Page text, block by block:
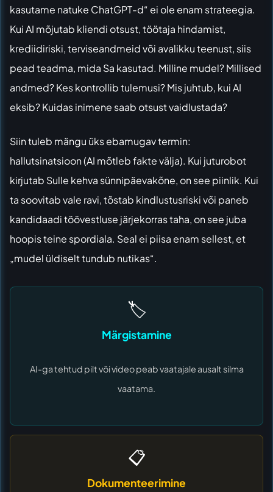
kasutame natuke ChatGPT-d“ ei ole enam strateegia.
Kui AI mõjutab kliendi otsust, töötaja hindamist,
krediidiriski, terviseandmeid või avalikku teenust, siis
pead teadma, mida Sa kasutad. Milline mudel? Millised
andmed? Kes kontrollib tulemusi? Mis juhtub, kui AI
eksib? Kuidas inimene saab otsust vaidlustada?
Siin tuleb mängu üks ebamugav termin:
hallutsinatsioon (AI mõtleb fakte välja). Kui juturobot
kirjutab Sulle kehva sünnipäevakõne, on see piinlik. Kui
ta soovitab vale ravi, tõstab kindlustusriski või paneb
kandidaadi töövestluse järjekorras taha, on see juba
hoopis teine spordiala. Seal ei piisa enam sellest, et
„mudel üldiselt tundub nutikas“.
🏷️
Märgistamine
AI-ga tehtud pilt või video peab vaatajale ausalt silma
vaatama.
📋
Dokumenteerimine